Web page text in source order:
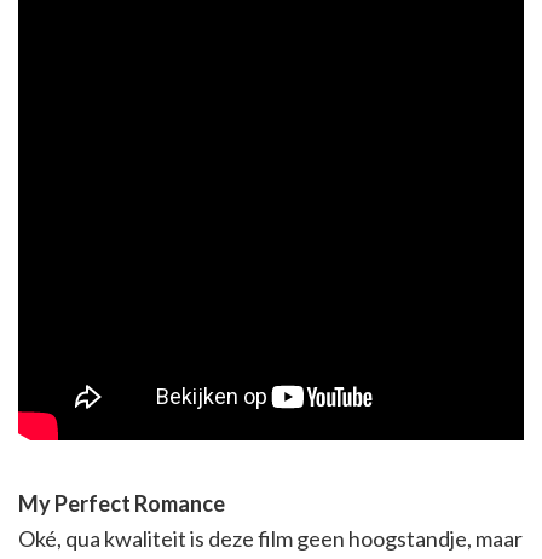
My Perfect Romance
Oké, qua kwaliteit is deze film geen hoogstandje, maar